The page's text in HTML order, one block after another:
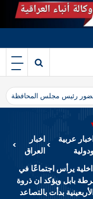
بحضور رئيس مجلس المحافظة
عربية
>
اخبار
العراق
>
يرأس اجتماعًا في
بابل ويؤكد ان ذروة
بدأت بالتصاعد